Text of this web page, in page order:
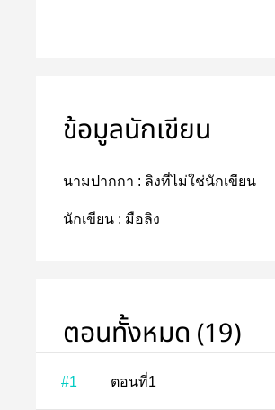
ข้อมูลนักเขียน
นามปากกา : ลิงที่ไม่ใช่นักเขียน
นักเขียน : มือลิง
ตอนทั้งหมด (19)
#1 ตอนที่1